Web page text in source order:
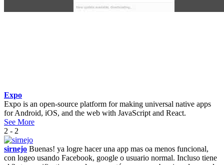
Expo
Expo is an open-source platform for making universal native apps
for Android, iOS, and the web with JavaScript and React.
See More
2 - 2
sirnejo Buenas! ya logre hacer una app mas oa menos funcional,
con logeo usando Facebook, google o usuario normal. Incluso tiene